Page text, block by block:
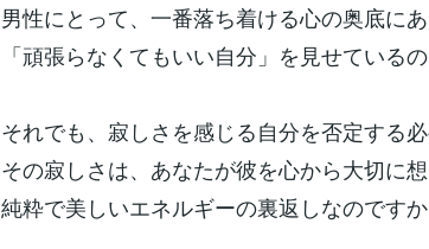
男性にとって、一番落ち着ける心の奥底に
「頑張らなくてもいい自分」を見せているの
それでも、寂しさを感じる自分を否定する必
その寂しさは、あなたが彼を心から大切に想
純粋で美しいエネルギーの裏返しなのです